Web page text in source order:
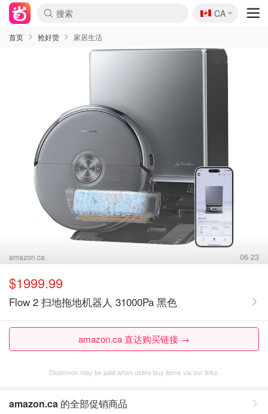
🇨🇦
CA
首页 抢好货 家居生活
amazon.ca 06-23
$1999.99
Flow 2 扫地拖地机器人 31000Pa 黑色
amazon.ca 直达购买链接 →
Dealmoon may be paid when users buy items via our links.
amazon.ca 的全部促销商品